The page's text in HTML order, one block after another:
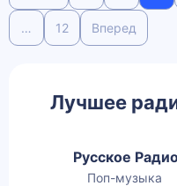
… 12 Вперед
Лучшее
Русское
Поп-музыка